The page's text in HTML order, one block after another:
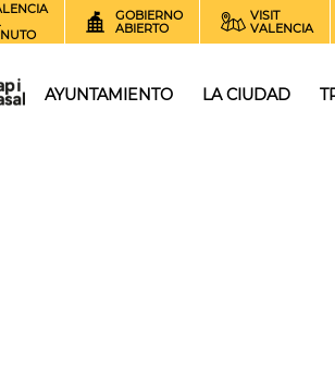
GOBIERNO
ABIERTO
VISIT
VALENCIA
AYUNTAMIENTO LA CIUDAD